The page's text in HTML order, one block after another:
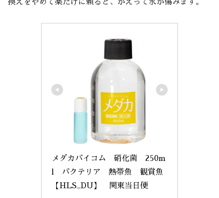
換えをやめて薬だけに頼ると、かえって水が傷みます。
メダカバイコム　硝化菌　250m
l　バクテリア　熱帯魚　観賞魚
【HLS_DU】　関東当日便